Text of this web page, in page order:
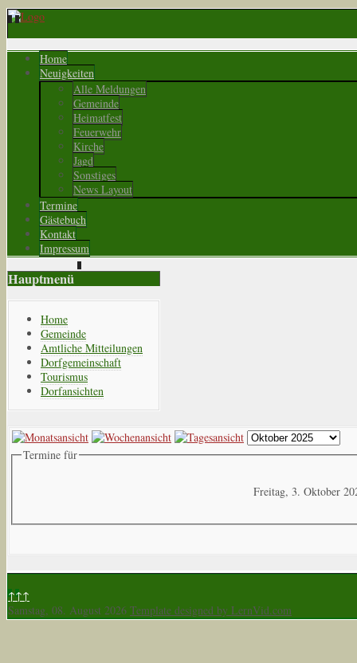
Home
Neuigkeiten
Alle Meldungen
Gemeinde
Heimatfest
Feuerwehr
Kirche
Jagd
Sonstiges
News Layout
Termine
Gästebuch
Kontakt
Impressum
Hauptmenü
Home
Gemeinde
Amtliche Mitteilungen
Dorfgemeinschaft
Tourismus
Dorfansichten
Termine für
Freitag, 3. Oktober
↑↑↑
Samstag, 08. August 2026 Template designed by LernVid.com